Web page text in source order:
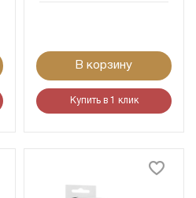
В корзину
Купить в 1 клик